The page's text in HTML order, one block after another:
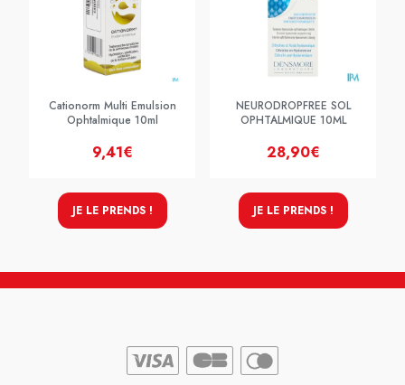
Cationorm Multi Emulsion
Ophtalmique 10ml
9,41€
JE LE PRENDS !
NEURODROPFREE SOL
OPHTALMIQUE 10ML
28,90€
JE LE PRENDS !